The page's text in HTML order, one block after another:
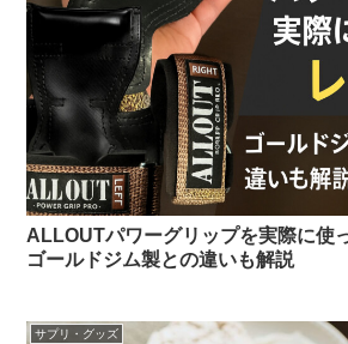
ALLOUTパワーグリップを実際に使
ゴールドジム製との違いも解説
サプリ・グッズ